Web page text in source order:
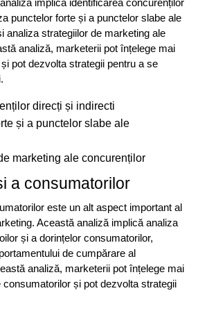
implică identificarea concurenților
punctelor forte și a punctelor slabe ale
analiza strategiilor de marketing ale
analiză, marketerii pot înțelege mai
pot dezvolta strategii pentru a se
direcți și indirecti
și a punctelor slabe ale
marketing ale concurenților
a consumatorilor
este un alt aspect important al
Această analiză implică analiza
și a dorințelor consumatorilor,
de cumpărare al
analiză, marketerii pot înțelege mai
consumatorilor și pot dezvolta strategii